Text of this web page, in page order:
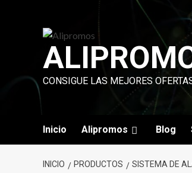
CONSIGUE LAS MEJORES
Inicio Alipromos Blog
INICIO PRODUCTOS
SISTEMA DE